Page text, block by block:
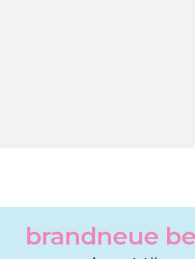
brandneue